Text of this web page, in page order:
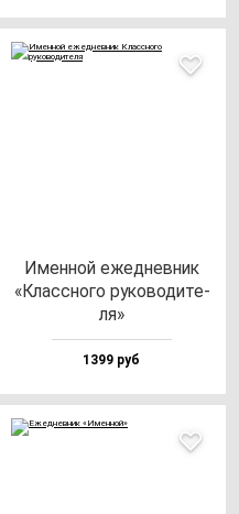
Имен­ной ежед­нев­ник
«Клас­сно­го ру­ко­во­ди­те­
ля»
1399 руб